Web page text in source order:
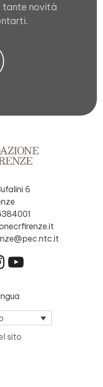
tante novità
6
YouTube
sito